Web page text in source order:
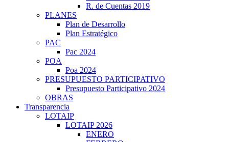
R. de Cuentas 2019
PLANES
Plan de Desarrollo
Plan Estratégico
PAC
Pac 2024
POA
Poa 2024
PRESUPUESTO PARTICIPATIVO
Presupuesto Participativo 2024
OBRAS
Transparencia
LOTAIP
LOTAIP 2026
ENERO